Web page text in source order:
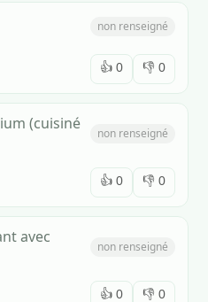
non renseigné
👍 0 👎 0
(cuisiné
non renseigné
👍 0 👎 0
avec
non renseigné
👍 0 👎 0